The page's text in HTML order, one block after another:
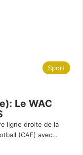
Sport
Le WAC
ligne droite de la
(CAF) avec…